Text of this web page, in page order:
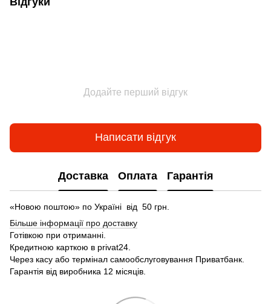
Додайте перший відгук
Написати відгук
Доставка Оплата Гарантія
«Новою поштою» по Україні від 50 грн.
Більше інформації про доставку
Готівкою при отриманні
Кредитною карткою в privat24
Через касу або термінал самообслуговування Приватбанк
Гарантія від виробника 12 місяців.